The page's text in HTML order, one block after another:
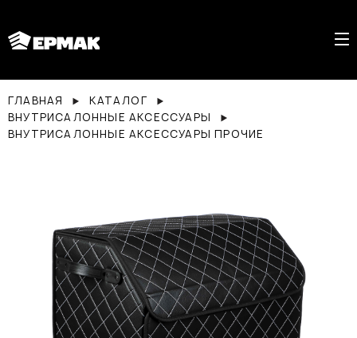
ГЛАВНАЯ
КАТАЛОГ
ВНУТРИСАЛОННЫЕ АКСЕССУАРЫ
ВНУТРИСАЛОННЫЕ АКСЕССУАРЫ ПРОЧИЕ